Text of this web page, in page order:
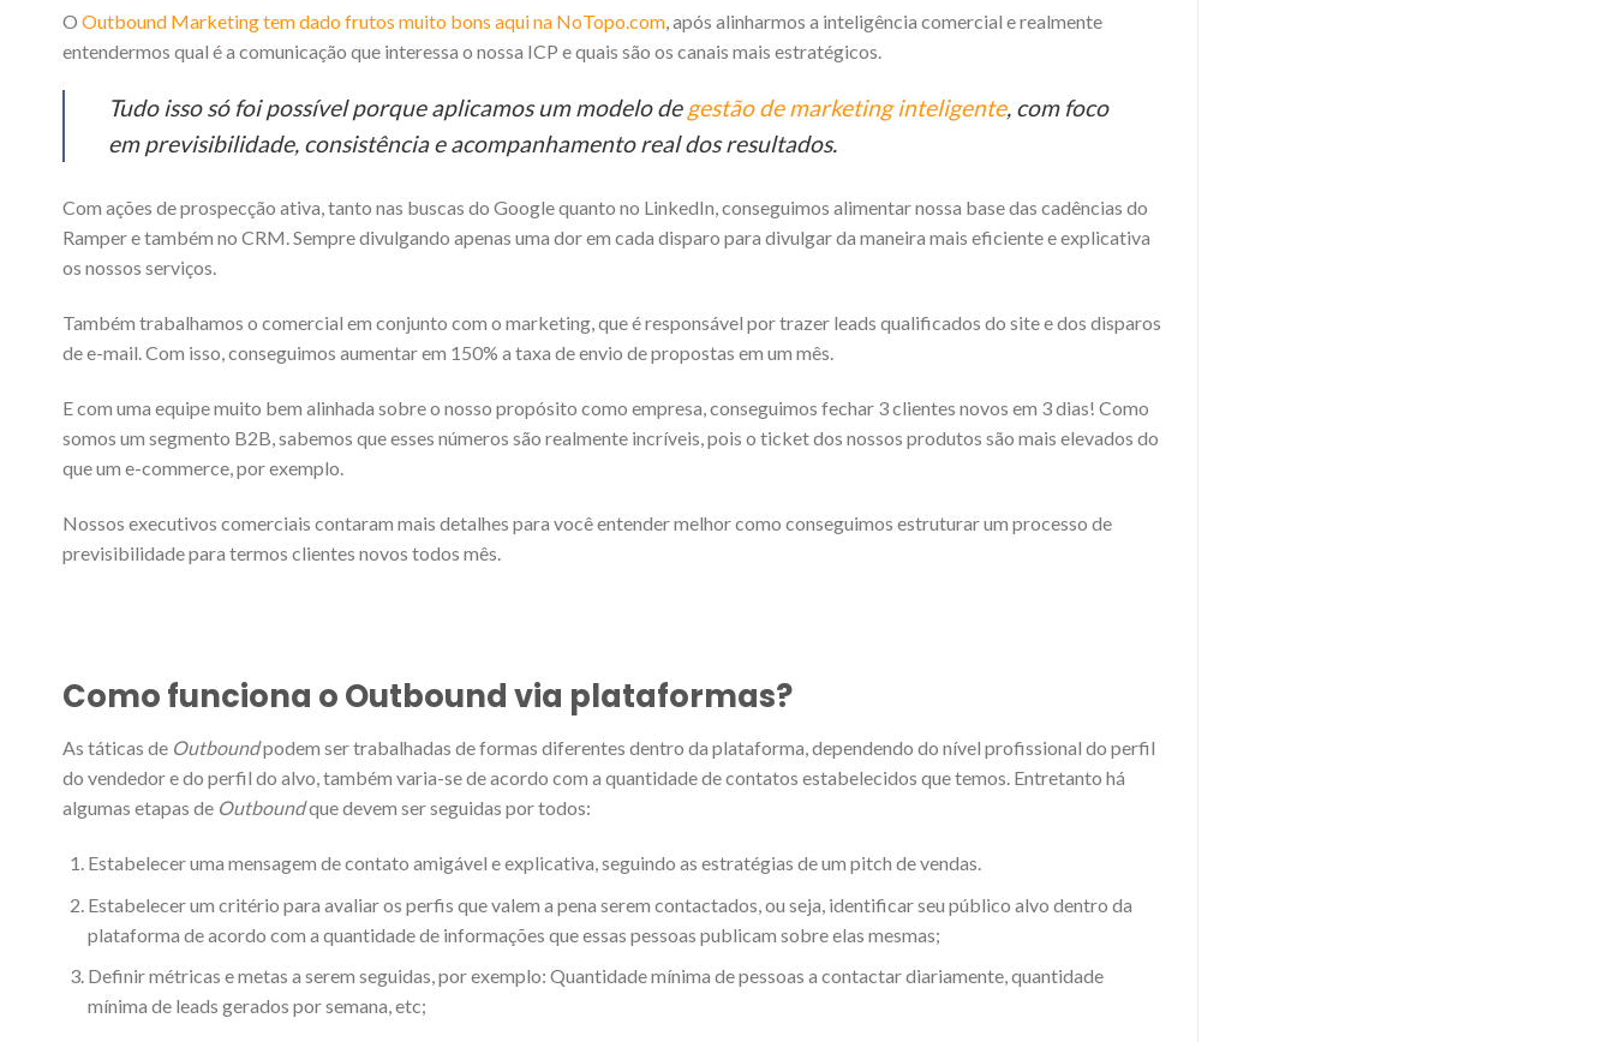
O Outbound Marketing tem dado frutos muito bons aqui na NoTopo.com , após alinharmos a inteligência comercial e realmente
entendermos qual é a comunicação que interessa o nossa ICP e quais são os canais mais estratégicos.
Tudo isso só foi possível porque aplicamos um modelo de gestão de marketing inteligente, com foco
em previsibilidade, consistência e acompanhamento real dos resultados.
Com ações de prospecção ativa, tanto nas buscas do Google quanto no LinkedIn, conseguimos alimentar nossa base das cadências do
Ramper e também no CRM. Sempre divulgando apenas uma dor em cada disparo para divulgar da maneira mais eficiente e explicativa
os nossos serviços.
Também trabalhamos o comercial em conjunto com o marketing, que é responsável por trazer leads qualificados do site e dos disparos
de e-mail. Com isso, conseguimos aumentar em 150% a taxa de envio de propostas em um mês.
E com uma equipe muito bem alinhada sobre o nosso propósito como empresa, conseguimos fechar 3 clientes novos em 3 dias! Como
somos um segmento B2B, sabemos que esses números são realmente incríveis, pois o ticket dos nossos produtos são mais elevados do
que um e-commerce, por exemplo.
Nossos executivos comerciais contaram mais detalhes para você entender melhor como conseguimos estruturar um processo de
previsibilidade para termos clientes novos todos mês.
Como funciona o Outbound via plataformas?
As táticas de Outboundpodem ser trabalhadas de formas diferentes dentro da plataforma, dependendo do nível profissional do perfil
do vendedor e do perfil do alvo, também varia-se de acordo com a quantidade de contatos estabelecidos que temos. Entretanto há
algumas etapas de Outboundque devem ser seguidas por todos:
Estabelecer uma mensagem de contato amigável e explicativa, seguindo as estratégias de um pitch de vendas.
Estabelecer um critério para avaliar os perfis que valem a pena serem contactados, ou seja, identificar seu público alvo dentro da
plataforma de acordo com a quantidade de informações que essas pessoas publicam sobre elas mesmas;
Definir métricas e metas a serem seguidas, por exemplo: Quantidade mínima de pessoas a contactar diariamente, quantidade
mínima de leads gerados por semana, etc;